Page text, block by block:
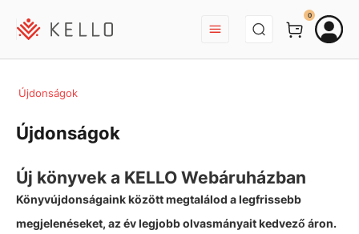
BEJELENTKEZÉS
0
Újdonságok
Újdonságok
Új könyvek a KELLO Webáruházban
Könyvújdonságaink között megtalálod a legfrissebb
megjelenéseket, az év legjobb olvasmányait kedvező áron.